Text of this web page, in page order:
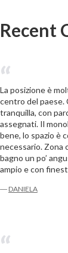
Recent
La posizione è
centro del paese.
tranquilla, con
assegnati. Il
bene, lo spazio è
necessario. Zona
bagno un po’
ampio e con
― DANIELA